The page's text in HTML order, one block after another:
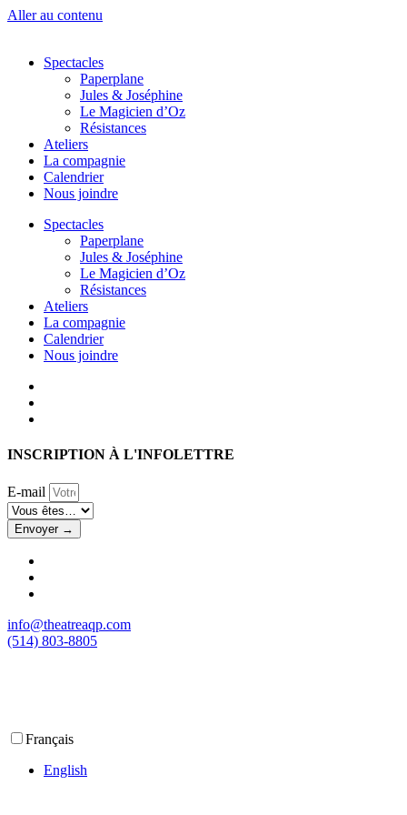
Aller au contenu
Spectacles
Paperplane
Jules & Joséphine
Le Magicien d’Oz
Résistances
Ateliers
La compagnie
Calendrier
Nous joindre
Spectacles
Paperplane
Jules & Joséphine
Le Magicien d’Oz
Résistances
Ateliers
La compagnie
Calendrier
Nous joindre
INSCRIPTION À L'INFOLETTRE
E-mail
Envoyer →
info@theatreaqp.com
(514) 803-8805
Français
English